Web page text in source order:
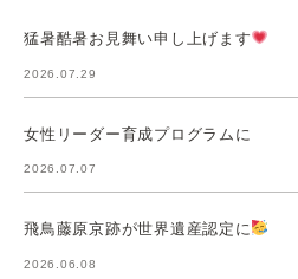
猛暑酷暑お見舞い申し上げます
2026.07.29
女性リーダー育成プログラムに
2026.07.07
飛鳥藤原京跡が世界遺産認定に
2026.06.08